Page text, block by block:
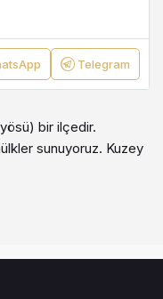
Telegram
bir ilçedir.
sunuyoruz. Kuzey